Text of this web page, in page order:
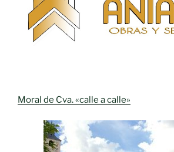
Moral de Cva. «calle a calle»